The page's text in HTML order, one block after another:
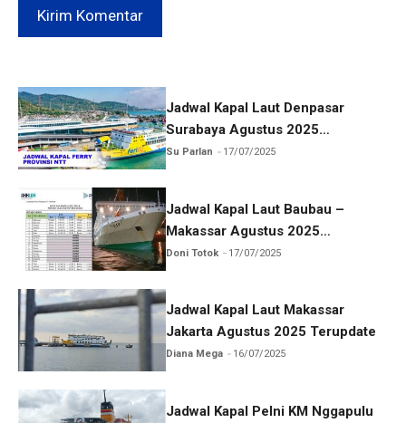
Jadwal Kapal Laut Denpasar
Surabaya Agustus 2025
Terlengkap
Su Parlan 17/07/2025
Jadwal Kapal Laut Baubau –
Makassar Agustus 2025
Terlengkap
Doni Totok 17/07/2025
Jadwal Kapal Laut Makassar
Jakarta Agustus 2025 Terupdate
Diana Mega 16/07/2025
Jadwal Kapal Pelni KM Nggapulu